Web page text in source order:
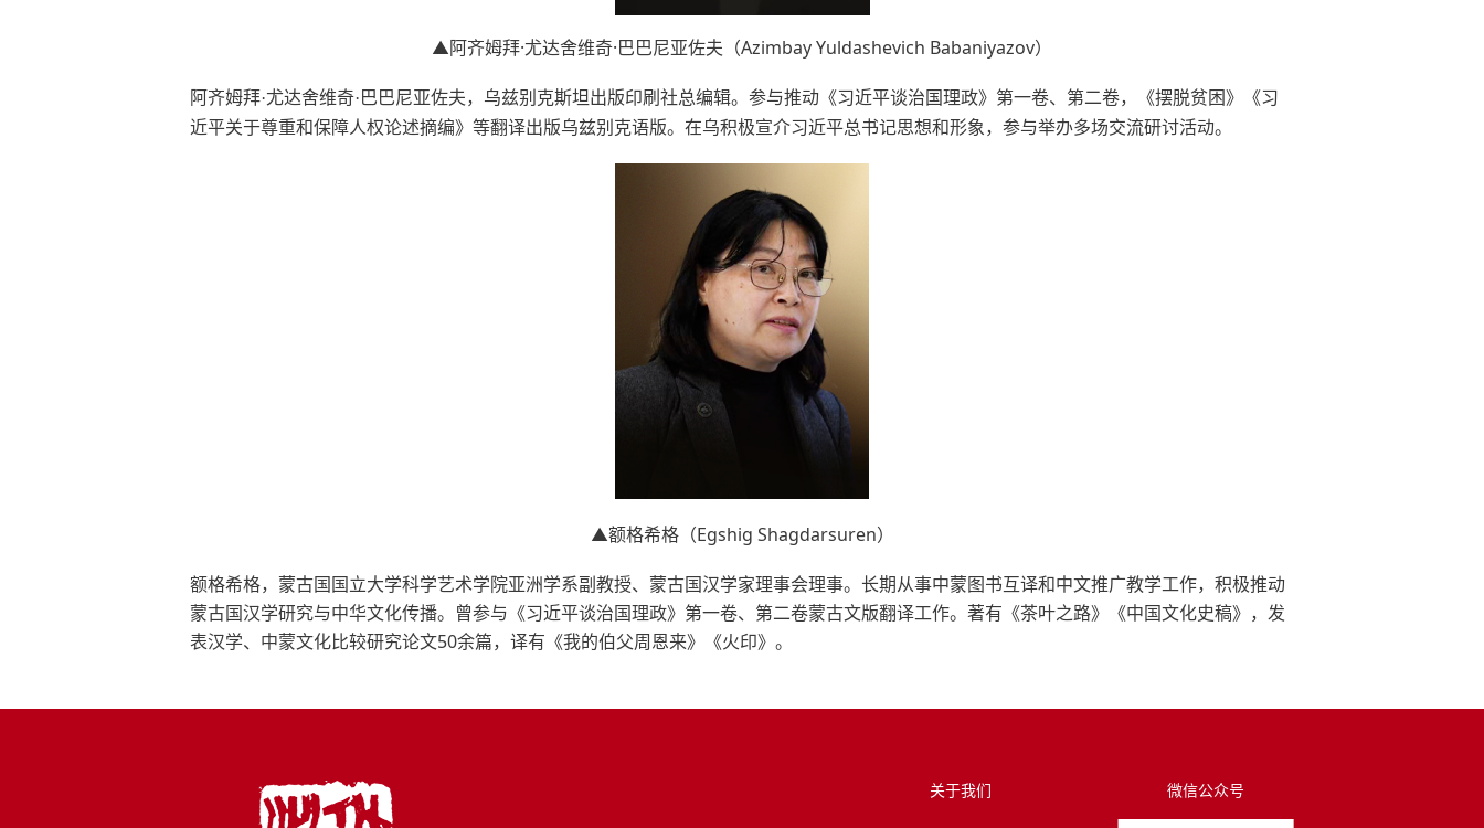
▲阿齐姆拜·尤达舍维奇·巴巴尼亚佐夫（Azimbay Yuldashevich Babaniyazov）
阿齐姆拜·尤达舍维奇·巴巴尼亚佐夫， 乌兹别克斯坦出版印刷社总编辑。参与推动《习近平谈治国理政》第一卷、第二卷，《摆脱贫困》《习
近平关于尊重和保障人权论述摘编》等翻译出版乌兹别克语版。在乌积极宣介习近平总书记思想和形象，参与举办多场交流研讨活动。
▲额格希格（Egshig Shagdarsuren）
额格希格，蒙古国国立大学科学艺术学院亚洲学系副教授、蒙古国汉学家理事会理事。长期从事中蒙图书互译和中文推广教学工作，积极推动
蒙古国汉学研究与中华文化传播。曾参与《习近平谈治国理政》第一卷、第二卷蒙古文版翻译工作。著有《茶叶之路》《中国文化史稿》，发
表汉学、中蒙文化比较研究论文50余篇，译有《我的伯父周恩来》《火印》。
关于我们 微信公众号